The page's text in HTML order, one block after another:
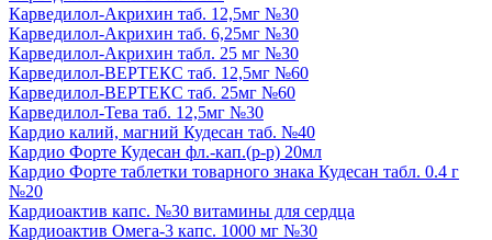
Карведилол-Акрихин таб. 12,5мг №30
Карведилол-Акрихин таб. 6,25мг №30
Карведилол-Акрихин табл. 25 мг №30
Карведилол-ВЕРТЕКС таб. 12,5мг №60
Карведилол-ВЕРТЕКС таб. 25мг №60
Карведилол-Тева таб. 12,5мг №30
Кардио калий, магний Кудесан таб. №40
Кардио Форте Кудесан фл.-кап.(р-р) 20мл
Кардио Форте таблетки товарного знака Кудесан табл. 0.4 г
№20
Кардиоактив капс. №30 витамины для сердца
Кардиоактив Омега-3 капс. 1000 мг №30